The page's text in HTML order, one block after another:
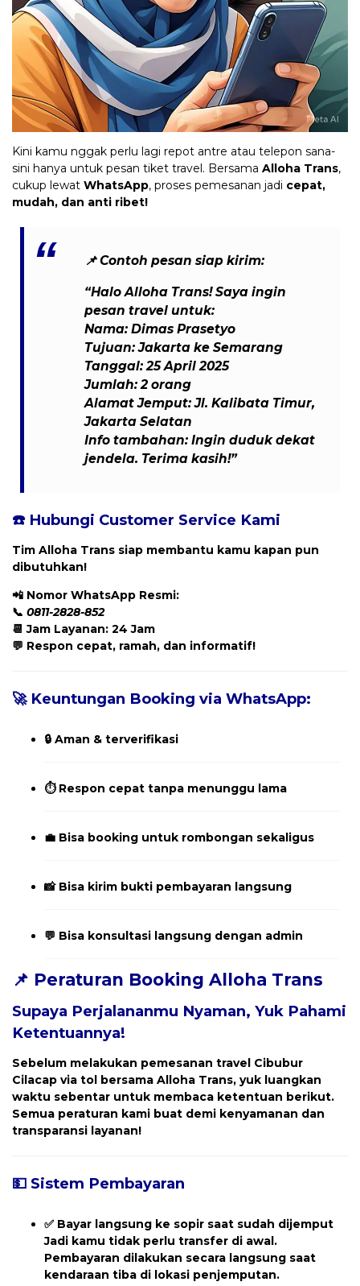
Kini kamu nggak perlu lagi repot antre atau telepon sana-
sini hanya untuk pesan tiket travel. Bersama Alloha Trans,
cukup lewat WhatsApp, proses pemesanan jadi cepat,
mudah, dan anti ribet!
📌Contoh pesan siap kirim:
“Halo Alloha Trans! Saya ingin
pesan travel untuk:
Nama: Dimas Prasetyo
Tujuan: Jakarta ke Semarang
Tanggal: 25 April 2025
Jumlah: 2 orang
Alamat Jemput: Jl. Kalibata Timur,
Jakarta Selatan
Info tambahan: Ingin duduk dekat
jendela. Terima kasih!”
☎️ Hubungi Customer Service Kami
Tim Alloha Trans siap membantu kamu kapan pun
dibutuhkan!
📲 Nomor WhatsApp Resmi:
📞 0811-2828-852
📆 Jam Layanan: 24 Jam
💬 Respon cepat, ramah, dan informatif!
🚀 Keuntungan Booking via WhatsApp:
🔒 Aman & terverifikasi
⏱️ Respon cepat tanpa menunggu lama
💼 Bisa booking untuk rombongan sekaligus
📸 Bisa kirim bukti pembayaran langsung
💬 Bisa konsultasi langsung dengan admin
📌 Peraturan Booking Alloha Trans
Supaya Perjalananmu Nyaman, Yuk Pahami
Ketentuannya!
Sebelum melakukan pemesanan travel Cibubur
Cilacap via tol bersama Alloha Trans, yuk luangkan
waktu sebentar untuk membaca ketentuan berikut.
Semua peraturan kami buat demi kenyamanan dan
transparansi layanan!
💵 Sistem Pembayaran
✅ Bayar langsung ke sopir saat sudah dijemput
Jadi kamu tidak perlu transfer di awal.
Pembayaran dilakukan secara langsung saat
kendaraan tiba di lokasi penjemputan.